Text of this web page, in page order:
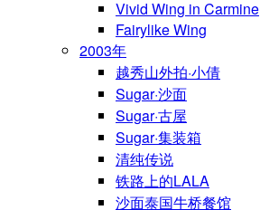
Vivid Wing in Carmine
Fairylike Wing
2003年
越秀山外拍·小倩
Sugar·沙面
Sugar·古屋
Sugar·集装箱
清纯传说
铁路上的LALA
沙面泰国牛桥餐馆